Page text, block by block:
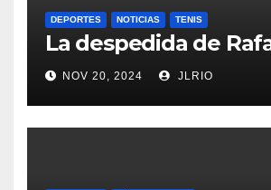
DEPORTES NOTICIAS TENIS
La despedida de
NOV 20, 2024 JLRIO